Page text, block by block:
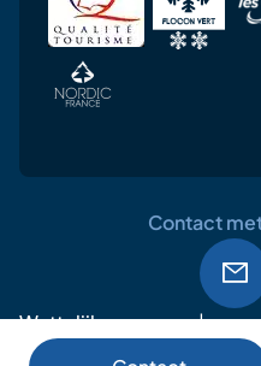
Wettelijke
vermeldingen
AVG
Contact